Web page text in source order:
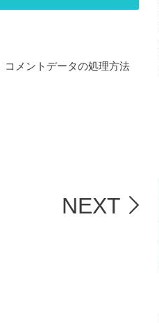
コメントデータの処理方法
NEXT